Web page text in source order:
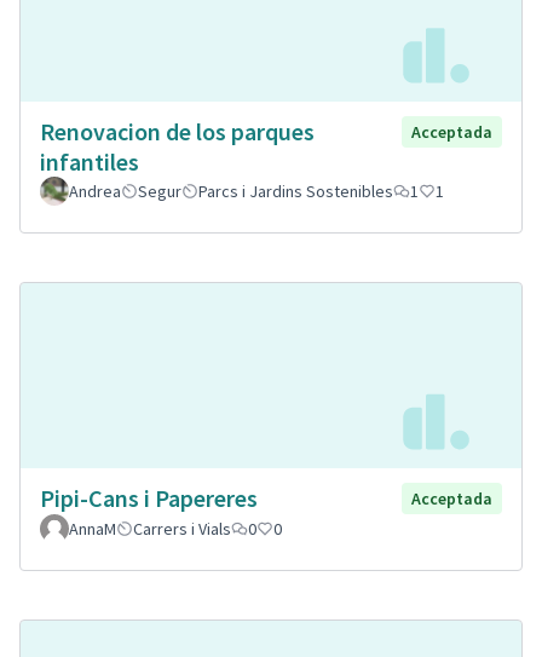
Renovacion de los parques
infantiles
Acceptada
Andrea Segur Parcs i Jardins Sostenibles 1 1
Pipi-Cans i Papereres
Acceptada
AnnaM
Carrers i Vials 0 0